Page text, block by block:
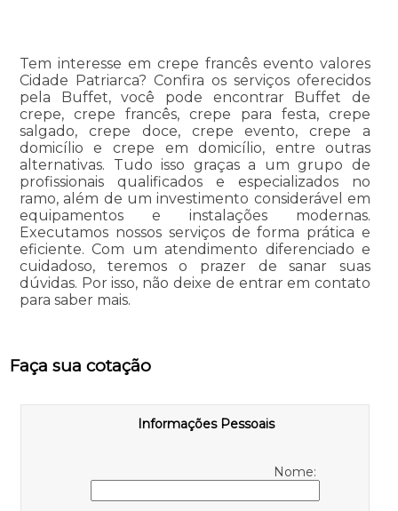
Tem interesse em crepe francês evento valores
Cidade Patriarca? Confira os serviços oferecidos
pela Buffet, você pode encontrar Buffet de
crepe, crepe francês, crepe para festa, crepe
salgado, crepe doce, crepe evento, crepe a
domicílio e crepe em domicílio, entre outras
alternativas. Tudo isso graças a um grupo de
profissionais qualificados e especializados no
ramo, além de um investimento considerável em
equipamentos e instalações modernas.
Executamos nossos serviços de forma prática e
eficiente. Com um atendimento diferenciado e
cuidadoso, teremos o prazer de sanar suas
dúvidas. Por isso, não deixe de entrar em contato
para saber mais.
Faça sua cotação
Informações Pessoais
Nome: